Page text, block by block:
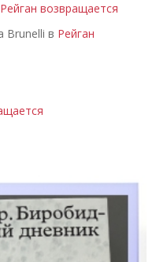
Рейган возвращается
Brunelli в Рейган